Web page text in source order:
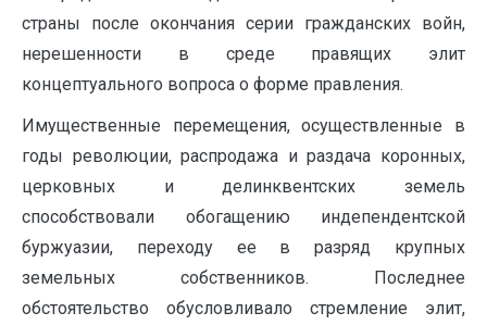
страны после окончания серии гражданских войн,
нерешенности в среде правящих элит
концептуального вопроса о форме правления.
Имущественные перемещения, осуществленные в
годы революции, распродажа и раздача коронных,
церковных и делинквентских земель
способствовали обогащению индепендентской
буржуазии, переходу ее в разряд крупных
земельных собственников. Последнее
обстоятельство обусловливало стремление элит,